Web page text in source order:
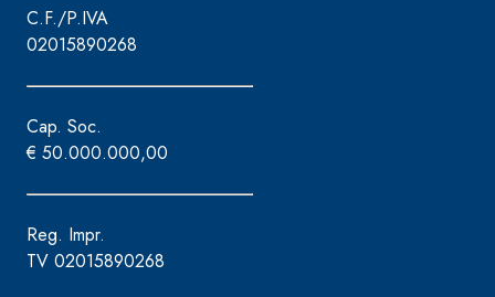
C.F./P.IVA
02015890268
Cap. Soc.
€ 50.000.000,00
Reg. Impr.
TV 02015890268